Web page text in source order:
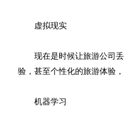
虚拟现实
现在是时候让旅游公司丢
验，甚至个性化的旅游体验
机器学习